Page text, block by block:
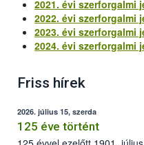
2021. évi szerforgalmi
2022. évi szerforgalmi
2023. évi szerforgalmi
2024. évi szerforgalmi
Friss hírek
2026. július 15, szerda
125 éve történt